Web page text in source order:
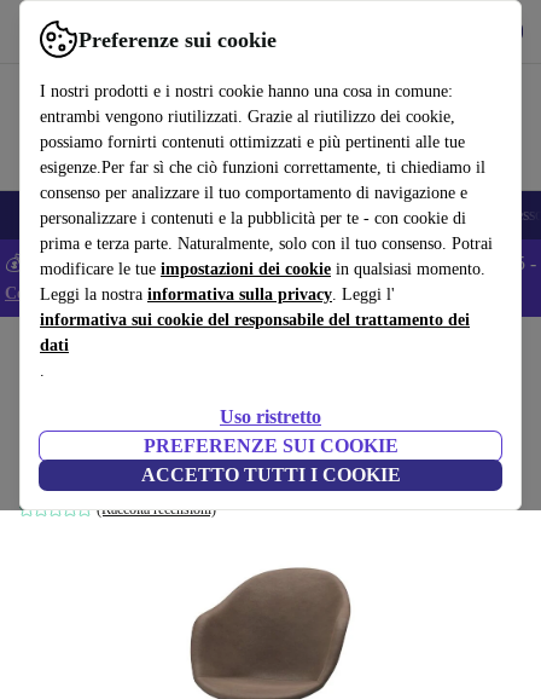
Preferenze sui cookie
I nostri prodotti e i nostri cookie hanno una cosa in comune:
entrambi vengono riutilizzati. Grazie al riutilizzo dei cookie,
possiamo fornirti contenuti ottimizzati e più pertinenti alle tue
esigenze.Per far sì che ciò funzioni correttamente, ti chiediamo il
consenso per analizzare il tuo comportamento di navigazione e
personalizzare i contenuti e la pubblicità per te - con cookie di
prima e terza parte. Naturalmente, solo con il tuo consenso. Potrai
modificare le tue impostazioni dei cookie in qualsiasi momento.
Leggi la nostra informativa sulla privacy. Leggi l'
informativa sui cookie del responsabile del trattamento dei
dati
.
Uso ristretto
PREFERENZE SUI COOKIE
ACCETTO TUTTI I COOKIE
Usa refurbed in modo rapido e semplice
🎒 Back to school Smartphone Portatili Tablet Smartwatch
💰 Extra -5% su tutti gli smartphone Android - Codice: ANDROID5 -
Condizioni
Home
Adelaide Poltroncina Sedia da Pranzo
Velluto Marrone
marrone
(Raccolta recensioni)